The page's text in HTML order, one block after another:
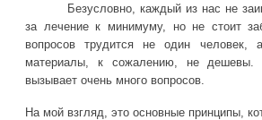
Безусловно, каждый из нас не
за лечение к минимуму, но не стоит
вопросов трудится не один человек,
материалы, к сожалению, не дешевы.
вызывает очень много вопросов.
На мой взгляд, это основные принципы,